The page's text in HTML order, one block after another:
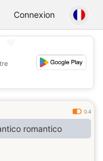
Connexion
💕
0.4
romantico